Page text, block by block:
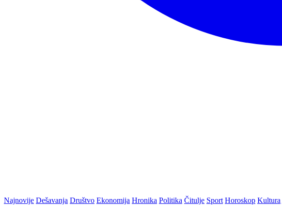
Najnovije Dešavanja Društvo Ekonomija Hronika Politika Čitulje Sport Horoskop Kultura